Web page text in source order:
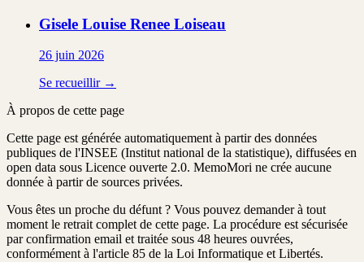
Gisele Louise Renee Loiseau
26 juin 2026
Se recueillir →
À propos de cette page
Cette page est générée automatiquement à partir des données
publiques de l'INSEE (Institut national de la statistique), diffusées en
open data sous Licence ouverte 2.0. MemoMori ne crée aucune
donnée à partir de sources privées.
Vous êtes un proche du défunt ? Vous pouvez demander à tout
moment le retrait complet de cette page. La procédure est sécurisée
par confirmation email et traitée sous 48 heures ouvrées,
conformément à l'article 85 de la Loi Informatique et Libertés.